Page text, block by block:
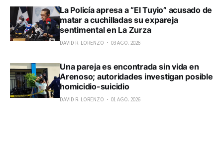
La Policía apresa a “El Tuyio” acusado de
matar a cuchilladas su expareja
sentimental en La Zurza
DAVID R. LORENZO 03 AGO. 2026
Una pareja es encontrada sin vida en
Arenoso; autoridades investigan posible
homicidio-suicidio
DAVID R. LORENZO 01 AGO. 2026